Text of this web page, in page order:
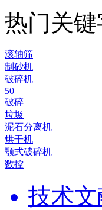
热门关键
滚轴筛
制砂机
破碎机
50
破碎
垃圾
泥石分离机
烘干机
颚式破碎机
数控
技术文